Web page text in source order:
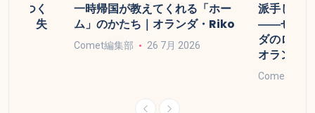
のつく
の、失
一時帰国が教えてくれる「ホー
ム」のかたち｜オランダ・Riko
Comet編集部 26 7月 2026
派手じゃ
――ぜひ試
ダのロー
オランダ
Comet編集